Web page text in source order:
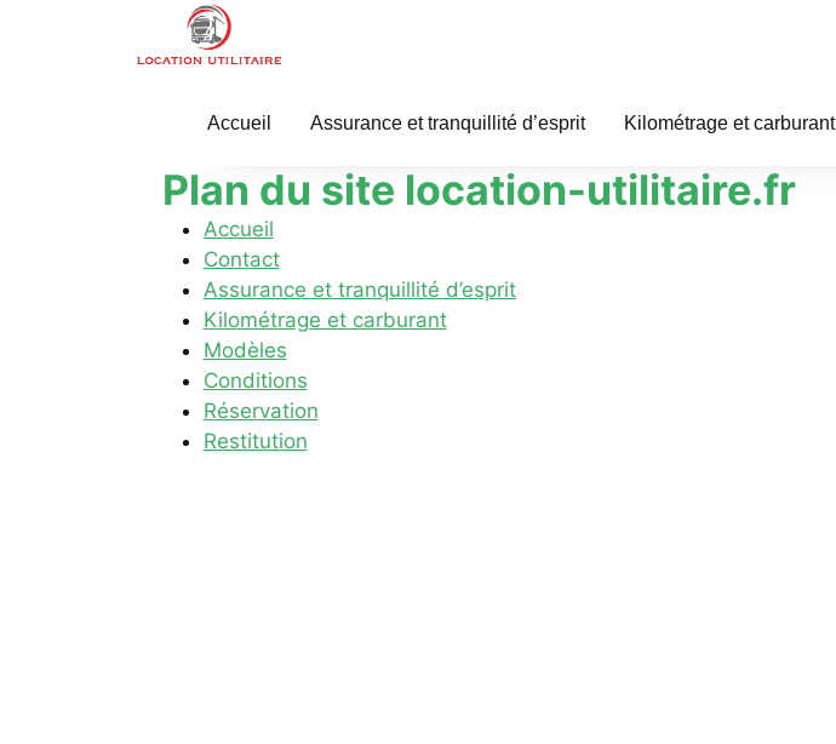
Accueil Assurance et tranquillité d’esprit Kilométrage et carburant
Plan du site location-utilitaire.fr
Accueil
Contact
Assurance et tranquillité d’esprit
Kilométrage et carburant
Modèles
Conditions
Réservation
Restitution